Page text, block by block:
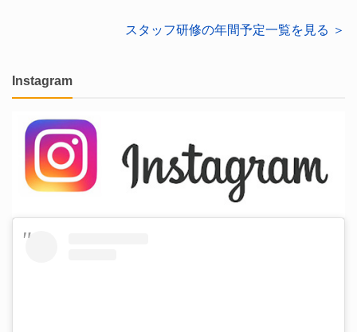
スタッフ研修の年間予定一覧を見る ＞
Instagram